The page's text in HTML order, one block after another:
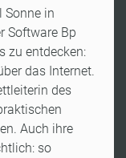
Sonne in
Software Bp
zu entdecken:
das Internet.
des
Auch ihre
so